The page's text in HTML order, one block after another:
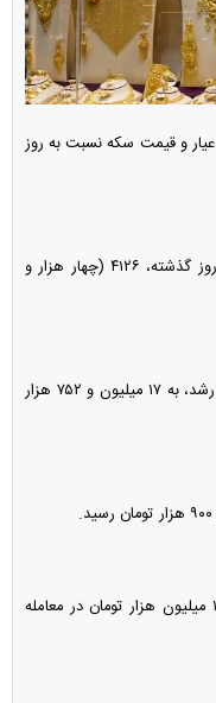
بازار امروز شاهد صعود قیمت طلا ۱۸ عیار و قیمت سکه نسبت به روز
قیمت طلا امروز با کاهش ۱۶ دلاری نسبت به روز گذشته، ۴۱۲۶ (چهار هزار و
قیمت طلا افزایش یافت. هر گرم طلا ۱۸ عیار با رشد، به ۱۷ میلیون و ۷۵۲ هزار
قیمت سکه امامی امروز با افزایش، در نرخ ۱۷۹ میلیون هزار تومان در معامله